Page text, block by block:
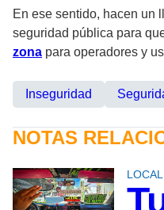
En ese sentido, hacen un
seguridad pública para
zona para operadores y
Inseguridad
NOTAS
LOCAL